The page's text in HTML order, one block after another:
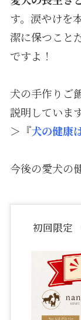
す。涙やけを
潔に保つこと
ですよ！
犬の手作りご
説明しています
＞『犬の健康
今後の愛犬の
初回限定